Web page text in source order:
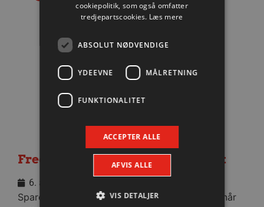
Fredagens testbrag totalt udsolgt
6. august 2026
Sparekassen Danmark Arena bliver helt fyldt, når
cookiepolitik, som også omfatter
tredjepartscookies. Læs mere
ABSOLUT NØDVENDIGE
YDEEVNE MÅLRETNING
FUNKTIONALITET
ACCEPTER ALLE
AFVIS ALLE
VIS DETALJER